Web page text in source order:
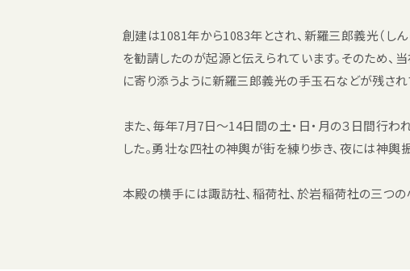
創建は1081年から1083年とされ、新羅三郎義光（しん
を勧請したのが起源と伝えられています。そのため
に寄り添うように新羅三郎義光の手玉石などが残され
また、毎年7月7日〜14日間の土・日・月の３日間行
した。勇壮な四社の神輿が街を練り歩き、夜には神輿
本殿の横手には諏訪社、稲荷社、於岩稲荷社の三つ